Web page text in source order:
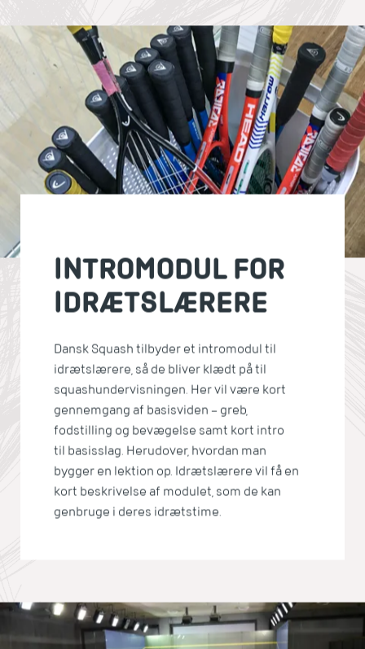
INTROMODUL FOR
IDRÆTSLÆRERE
Dansk Squash tilbyder et intromodul til
idrætslærere, så de bliver klædt på til
squashundervisningen. Her vil være kort
gennemgang af basisviden – greb,
fodstilling og bevægelse samt kort intro
til basisslag. Herudover, hvordan man
bygger en lektion op. Idrætslærere vil få en
kort beskrivelse af modulet, som de kan
genbruge i deres idrætstime.